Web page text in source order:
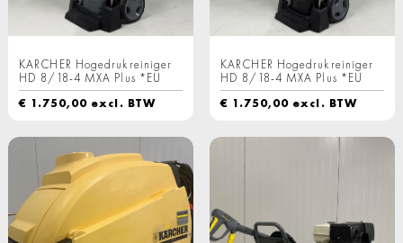
KARCHER Hogedrukreiniger
HD 8/18-4 MXA Plus *EU
€ 1.750,00 excl. BTW
KARCHER Hogedrukreiniger
HD 8/18-4 MXA Plus *EU
€ 1.750,00 excl. BTW